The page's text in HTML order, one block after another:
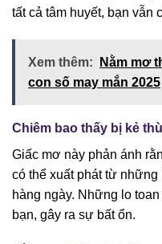
tất cả tâm huyết, bạn vẫn
Xem thêm:
Nằm mơ
con số may mắn 2025
Chiêm bao thấy bị kẻ
Giấc mơ này phản ánh
có thể xuất phát từ
hàng ngày. Những lo
bạn, gây ra sự bất ổn.